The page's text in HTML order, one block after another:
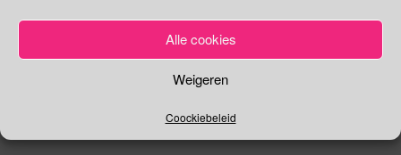
Alle cookies
Weigeren
Coockiebeleid
Lees verder